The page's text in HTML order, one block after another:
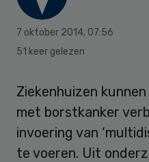
7 oktober 2014, 07:56
51 keer gelezen
Ziekenhuizen
met borstkanker
invoering van
te voeren. Uit